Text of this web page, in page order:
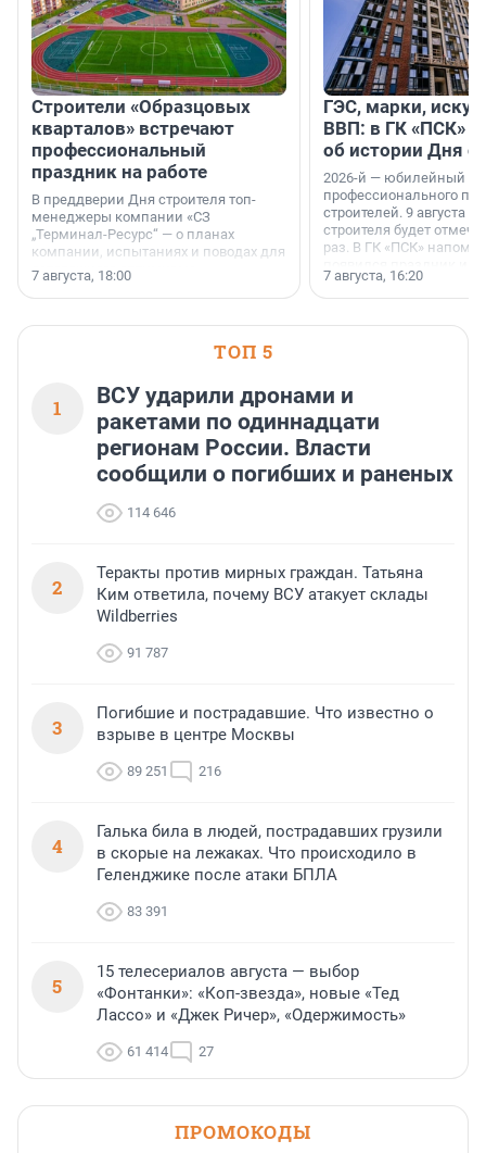
Строители «Образцовых
кварталов» встречают
профессиональный
праздник на работе
В преддверии Дня строителя топ-
менеджеры компании «СЗ
„Терминал-Ресурс“ — о планах
компании, испытаниях и поводах для
осторожного оптимизма.
7 августа, 18:00
ГЭС, марки,
ВВП: в ГК «ПСК»
об истории Дня
2026-й — юбилейный
профессионального
строителей. 9 августа
строителя будет
раз. В ГК «ПСК»
поменялась роль
7 августа, 16:20
ТОП 5
1
ВСУ ударили дронами и
ракетами по одиннадцати
регионам России. Власти
сообщили о погибших и раненых
114 646
2
Теракты против мирных граждан. Татьяна
Ким ответила, почему ВСУ атакует склады
Wildberries
91 787
3
Погибшие и пострадавшие. Что известно о
взрыве в центре Москвы
89 251 216
4
Галька била в людей, пострадавших грузили
в скорые на лежаках. Что происходило в
Геленджике после атаки БПЛА
83 391
5
15 телесериалов августа — выбор
«Фонтанки»: «Коп-звезда», новые «Тед
Лассо» и «Джек Ричер», «Одержимость»
61 414 27
ПРОМОКОДЫ